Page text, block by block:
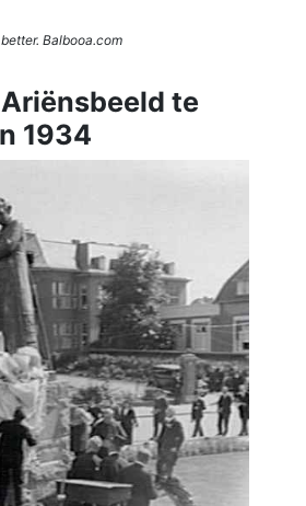
Balbooa.com
te
1934